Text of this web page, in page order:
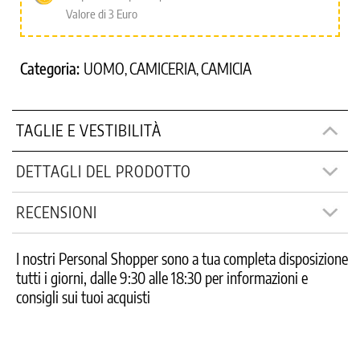
Valore di 3 Euro
Categoria: UOMO,CAMICERIA,CAMICIA
TAGLIE E VESTIBILITÀ
DETTAGLI DEL PRODOTTO
RECENSIONI
I nostri Personal Shopper sono a tua completa disposizione
tutti i giorni, dalle 9:30 alle 18:30 per informazioni e
consigli sui tuoi acquisti